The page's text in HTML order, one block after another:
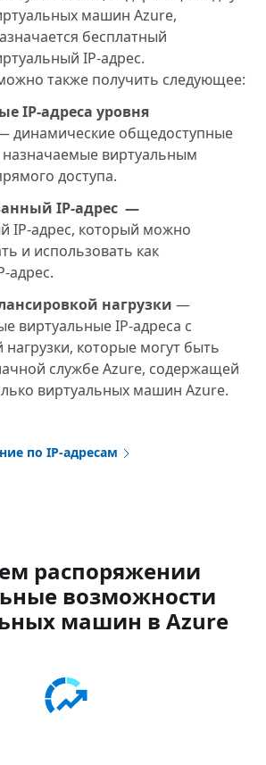
машин Azure,
бесплатный
IP-адрес.
также получить следующее:
IP-адреса уровня
динамические общедоступные
назначаемые виртуальным
доступа.
IP-адрес —
IP-адрес, который можно
и использовать как
адрес.
нагрузки —
виртуальные IP-адреса с
нагрузки, которые могут быть
службе Azure, содержащей
виртуальных машин Azure.
по IP-адресам
распоряжении
возможности
машин в Azure